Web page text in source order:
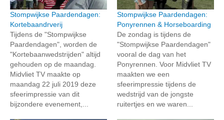
Stompwijkse Paardendagen:
Kortebaandrverij
Tijdens de "Stompwijkse
Paardendagen", worden de
"Kortebaanwedstrijden" altijd
gehouden op de maandag.
Midvliet TV maakte op
maandag 22 juli 2019 deze
sfeerimpressie van dit
bijzondere evenement,...
Stompwijkse Paardendagen:
Ponyrennen & Horseboarding
De zondag is tijdens de
"Stompwijkse Paardendagen"
vooral de dag van het
Ponyrennen. Voor Midvliet TV
maakten we een
sfeerimpressie tijdens de
wedstrijd van de jongste
ruitertjes en we waren...